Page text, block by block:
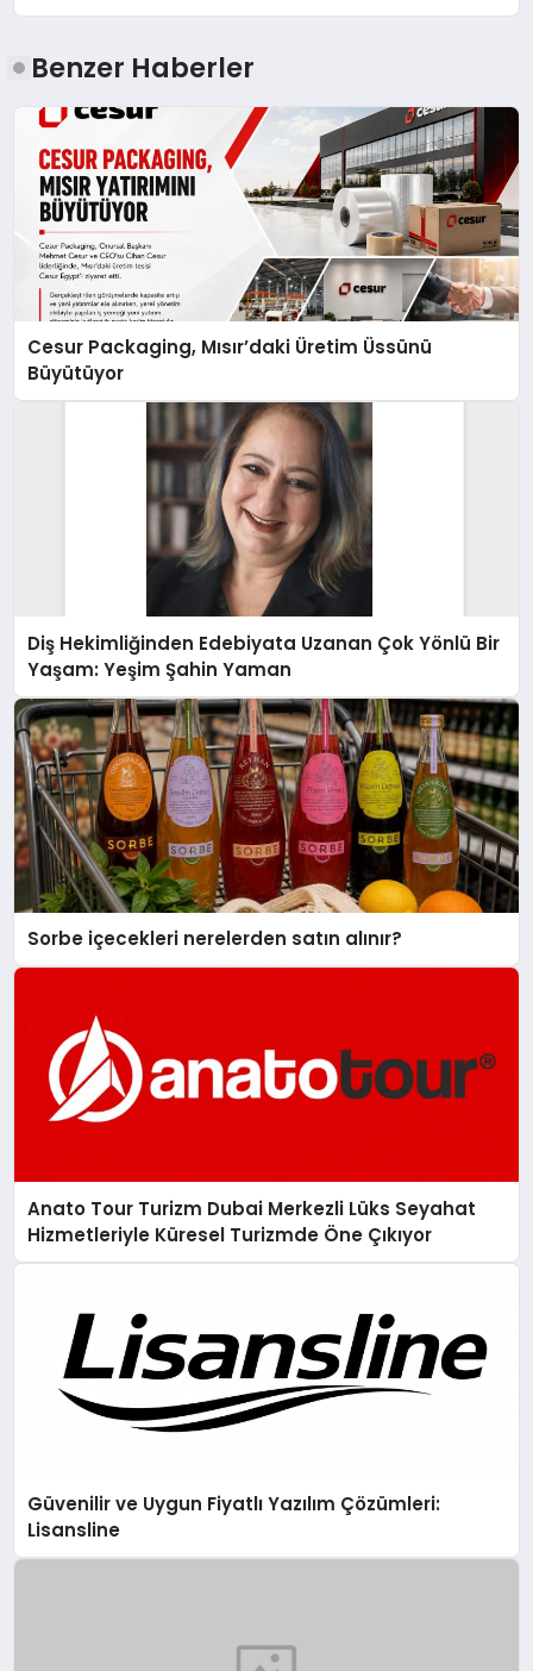
Benzer Haberler
Cesur Packaging, Mısır’daki Üretim Üssünü
Büyütüyor
Diş Hekimliğinden Edebiyata Uzanan Çok Yönlü Bir
Yaşam: Yeşim Şahin Yaman
Sorbe içecekleri nerelerden satın alınır?
Anato Tour Turizm Dubai Merkezli Lüks Seyahat
Hizmetleriyle Küresel Turizmde Öne Çıkıyor
Güvenilir ve Uygun Fiyatlı Yazılım Çözümleri:
Lisansline